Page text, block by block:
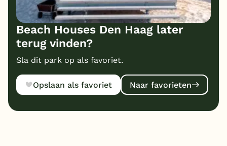
Beach Houses Den Haag later
terug vinden?
Sla dit park op als favoriet.
Opslaan als favoriet Naar favorieten